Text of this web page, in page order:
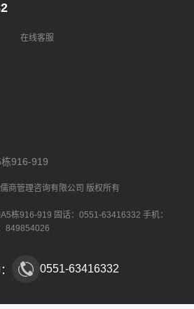
在线客服
916-919
商管理咨询有限公司 版权所有
栋916-919 固话：0551-63416332 手机：
849854026
0551-63416332